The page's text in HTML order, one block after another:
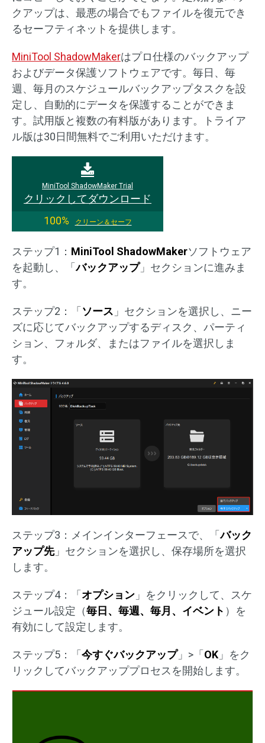
クアップは、最悪の場合でもファイルを復元でき
るセーフティネットを提供します。
MiniTool ShadowMakerはプロ仕様のバックアップ
およびデータ保護ソフトウェアです。毎日、毎
週、毎月のスケジュールバックアップタスクを設
定し、自動的にデータを保護することができま
す。試用版と複数の有料版があります。トライア
ル版は30日間無料でご利用いただけます。
MiniTool ShadowMaker Trial
クリックしてダウンロード
100%
クリーン＆セーフ
ステップ1： MiniTool ShadowMakerソフトウェア
を起動し、「バックアップ」セクションに進みま
す。
ステップ2：「ソース 」セクションを選択し、ニー
ズに応じてバックアップするディスク、パーティ
ション、フォルダ、またはファイルを選択しま
す。
ステップ3：メインインターフェースで、「バック
アップ先」セクションを選択し、保存場所を選択
します。
ステップ4：「 オプション 」をクリックして、スケ
ジュール設定（毎日、毎週、毎月、イベント ）を
有効にして設定します。
ステップ5：「 今すぐバックアップ」>「 OK 」をク
リックしてバックアッププロセスを開始します。